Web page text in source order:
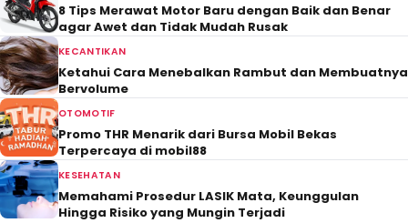
8 Tips Merawat Motor Baru dengan Baik dan Benar
agar Awet dan Tidak Mudah Rusak
KECANTIKAN
Ketahui Cara Menebalkan Rambut dan Membuatnya
Bervolume
OTOMOTIF
Promo THR Menarik dari Bursa Mobil Bekas
Terpercaya di mobil88
KESEHATAN
Memahami Prosedur LASIK Mata, Keunggulan
Hingga Risiko yang Mungin Terjadi